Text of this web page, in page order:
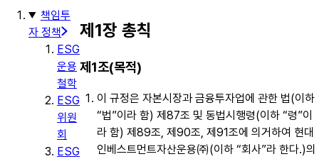
책임투
자 정책
ESG
운용
철학
ESG
위원
회
ESG
제1장 총칙
제1조(목적)
이 규정은 자본시장과 금융투자업에 관한 법(이하
“법”이라 함) 제87조 및 동법시행령(이하 “령”이
라 함) 제89조, 제90조, 제91조에 의거하여 현대
인베스트먼트자산운용㈜(이하 “회사”라 한다.)의